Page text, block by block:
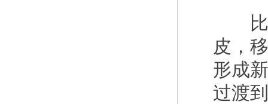
比如
皮，
形成
过渡